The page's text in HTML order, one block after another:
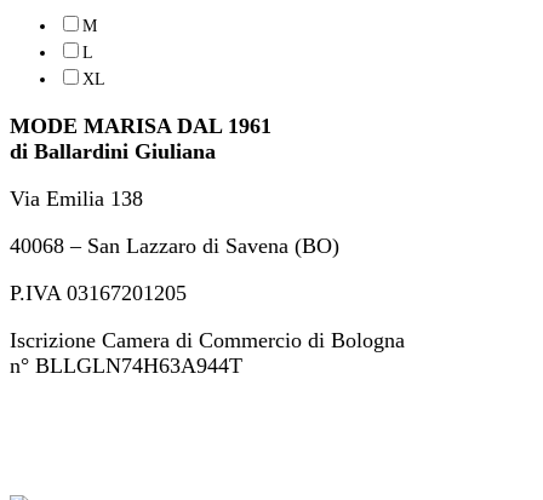
M
L
XL
MODE MARISA DAL 1961
di Ballardini Giuliana
Via Emilia 138
40068 – San Lazzaro di Savena (BO)
P.IVA 03167201205
Iscrizione Camera di Commercio di Bologna
n° BLLGLN74H63A944T